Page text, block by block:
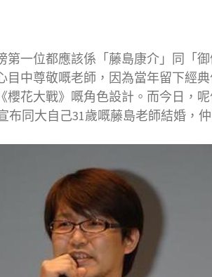
第一位都應該係「藤島康介」同「
目中尊敬嘅老師，因為當年留下經
櫻花大戰》嘅角色設計。而今日，
同大自己31歲嘅藤島老師結婚，仲